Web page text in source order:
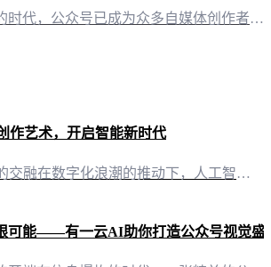
在数字化信息爆炸的时代，公众号已成为众多自媒体创作者展示才华、传递价值的重要平台。然而，内容创作与排版的工作量巨大，如何提高效率，优化用户体验，成为摆在创作者面前的一大挑战。如今，“有一云AI”智能公众号编辑器的出现，犹如一股清流，为自媒体创作者带来了全新的解决方案。 二、五大类装修皮肤，打造个性化风格“有一云AI”在内容排版方面独具匠心，提供包含标题、内容、图文、分隔、引导五大类数千款装修皮肤。
作艺术，开启智能新时代
一、AI与创作艺术的交融在数字化浪潮的推动下，人工智能（AI）正以前所未有的速度改变着各行各业。在艺术领域，AI的介入，不仅拓宽了创作的边界，更赋予传统艺术以新的生命力。其中，AI创作旋律，便是这一变革的生动体现。 二、有一云AI：智能创作，旋律新生“有一云AI”作为一款创新型AI智能写作+排版软件，不仅能够满足自媒体创作者在内容创作方面的需求，还能在音乐创作领域大放异彩。以下，让我们一起探讨“
可能——有一云AI助你打造公众号视觉盛